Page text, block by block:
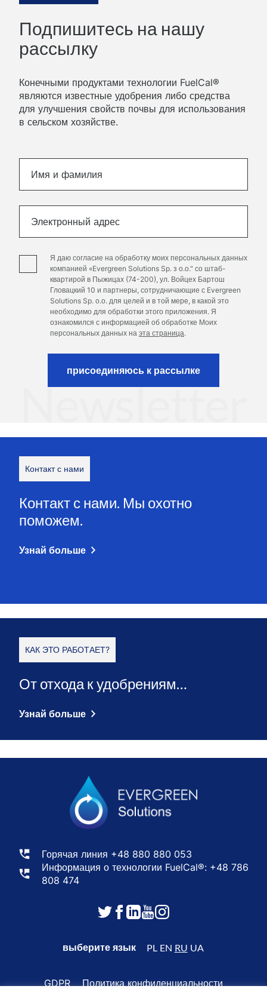
Подпишитесь на нашу
рассылку
Конечными продуктами технологии FuelCal®
являются известные удобрения либо средства
для улучшения свойств почвы для использования
в сельском хозяйстве.
leave
this
field
empty.
Имя и фамилия
Электронный адрес
Я даю согласие на обработку моих персональных данных
компанией «Evergreen Solutions Sp. з о.о." со штаб-
квартирой в Пыжицах (74-200), ул. Войцех Бартош
Гловацкий 10 и партнеры, сотрудничающие с Evergreen
Solutions Sp. о.о. для целей и в той мере, в какой это
необходимо для обработки этого приложения. Я
ознакомился с информацией об обработке Моих
персональных данных на эта страница.
Контакт с нами
Контакт с нами. Мы охотно
поможем.
Узнай больше
КАК ЭТО РАБОТАЕТ?
От отхода к удобрениям…
Узнай больше
Горячая линия +48 880 880 053
Информация о технологии FuelCal®: +48 786
808 474
выберите язык PL EN RU UA
GDPR Политика конфиденциальности